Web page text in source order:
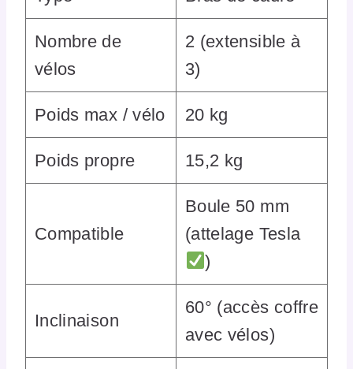
Nombre de
vélos
2 (extensible à
3)
Poids max / vélo 20 kg
Poids propre 15,2 kg
Compatible
Boule 50 mm
(attelage Tesla
)
Inclinaison
60° (accès coffre
avec vélos)